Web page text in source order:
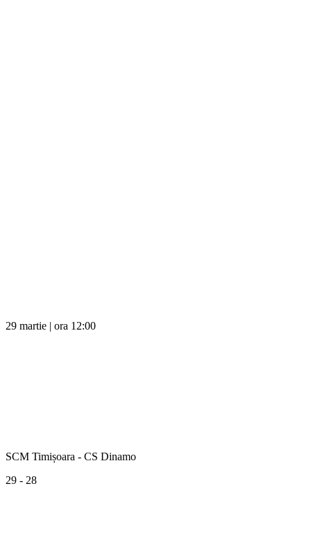
29 martie | ora 12:00
SCM Timișoara - CS Dinamo
29 - 28